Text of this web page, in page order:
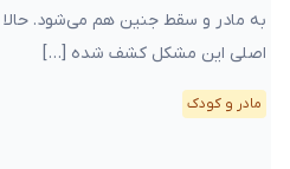
به مادر و سقط جنین هم می‌شود.
اصلی این مشکل کشف شده […]
مادر و کودک